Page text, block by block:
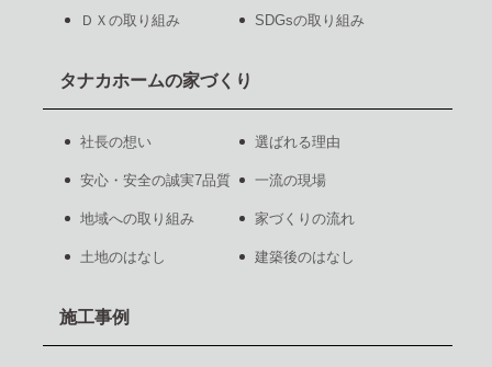
ＤＸの取り組み SDGsの取り組み
タナカホームの家づくり
社長の想い 選ばれる理由
安心・安全の誠実7品質 一流の現場
地域への取り組み 家づくりの流れ
土地のはなし 建築後のはなし
施工事例